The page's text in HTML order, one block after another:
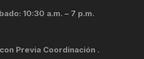
10:30 a.m. – 7 p.m.
Previa Coordinación .